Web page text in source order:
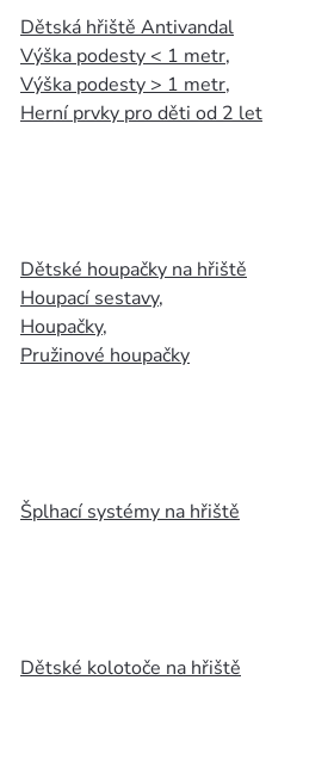
Dětská hřiště Antivandal
Výška podesty < 1 metr,
Výška podesty > 1 metr,
Herní prvky pro děti od 2 let
Dětské houpačky na hřiště
Houpací sestavy,
Houpačky,
Pružinové houpačky
Šplhací systémy na hřiště
Dětské kolotoče na hřiště